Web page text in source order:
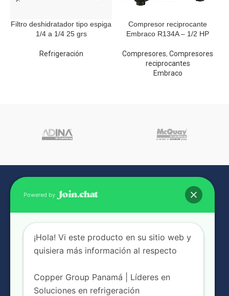
Filtro deshidratador tipo espiga
1/4 a 1/4 25 grs
Refrigeración
Compresor reciprocante
Embraco R134A – 1/2 HP
Compresores,Compresores
reciprocantes
Embraco
Powered by
¡Hola! Vi este producto en su sitio web y
quisiera más información al respecto
Copper Group Panamá | Líderes en
Soluciones en refrigeración